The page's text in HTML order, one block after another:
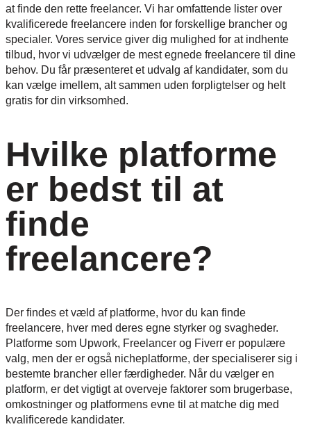
at finde den rette freelancer. Vi har omfattende lister over
kvalificerede freelancere inden for forskellige brancher og
specialer. Vores service giver dig mulighed for at indhente
tilbud, hvor vi udvælger de mest egnede freelancere til dine
behov. Du får præsenteret et udvalg af kandidater, som du
kan vælge imellem, alt sammen uden forpligtelser og helt
gratis for din virksomhed.
Hvilke platforme
er bedst til at
finde
freelancere?
Der findes et væld af platforme, hvor du kan finde
freelancere, hver med deres egne styrker og svagheder.
Platforme som Upwork, Freelancer og Fiverr er populære
valg, men der er også nicheplatforme, der specialiserer sig i
bestemte brancher eller færdigheder. Når du vælger en
platform, er det vigtigt at overveje faktorer som brugerbase,
omkostninger og platformens evne til at matche dig med
kvalificerede kandidater.